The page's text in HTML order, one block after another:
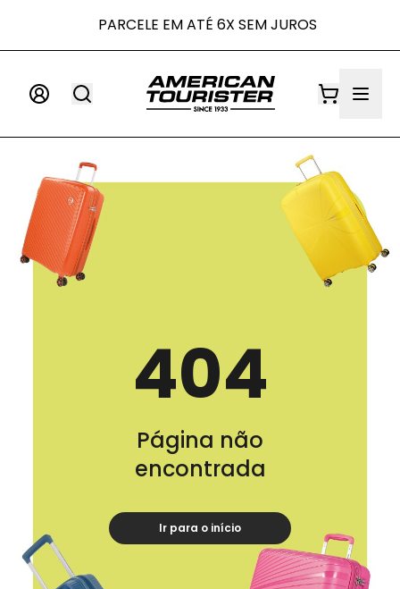
PARCELE EM ATÉ 6X SEM JUROS
404
Página não
encontrada
Ir para o início